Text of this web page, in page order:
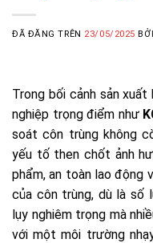
ĐÃ ĐĂNG TRÊN 23/05/2025 BỞI
Trong bối cảnh sản
nghiệp trọng điểm như
soát côn trùng không
yếu tố then chốt ảnh
phẩm, an toàn lao động
của côn trùng, dù là số
lụy nghiêm trọng mà
với một môi trường